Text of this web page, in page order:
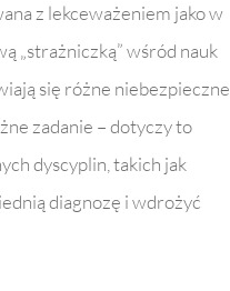
z lekceważeniem jako w
„strażniczką” wśród nauk
się różne niebezpieczne
zadanie – dotyczy to
dyscyplin, takich jak
diagnozę i wdrożyć